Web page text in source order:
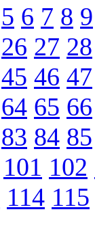
5 6 7 8 9
26 27 28
45 46 47
64 65 66
83 84 85
101 102
114 115